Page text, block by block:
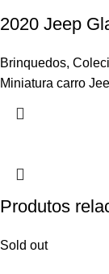
2020 Jeep
Brinquedos,
Miniatura carro
Produtos
Sold out